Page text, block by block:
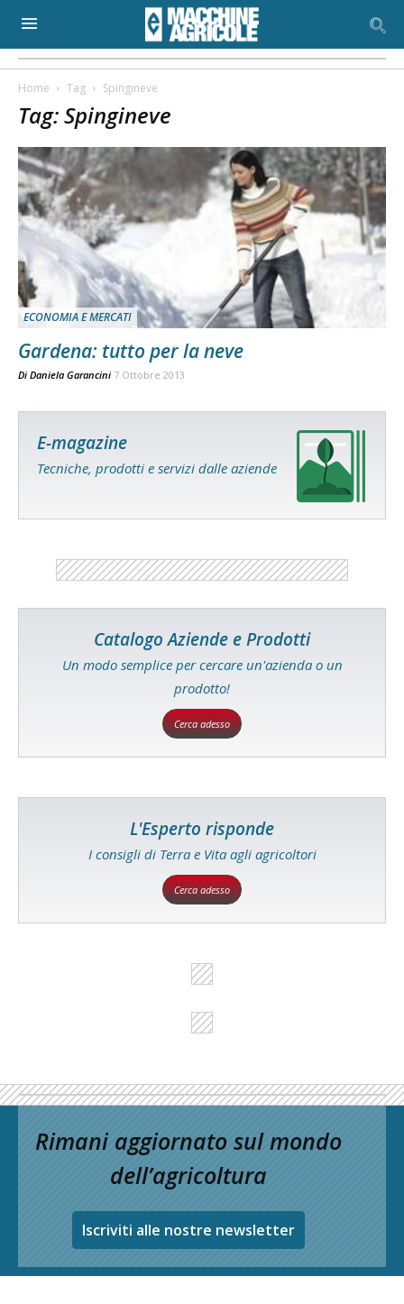
Home Tag Spingineve
Tag: Spingineve
ECONOMIA E MERCATI
Gardena: tutto per la neve
Di Daniela Garancini 7 Ottobre 2013
E-magazine
Tecniche, prodotti e servizi dalle aziende
Catalogo Aziende e Prodotti
Un modo semplice per cercare un'azienda o un
prodotto!
Cerca adesso
L'Esperto risponde
I consigli di Terra e Vita agli agricoltori
Cerca adesso
Rimani aggiornato sul mondo
dell’agricoltura
Iscriviti alle nostre newsletter